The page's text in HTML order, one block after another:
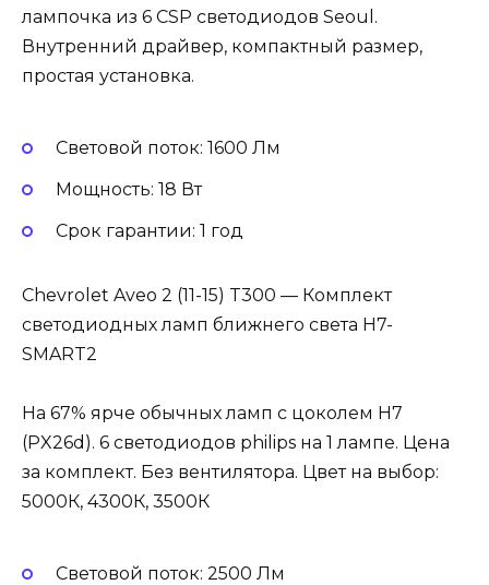
лампочка из 6 CSP светодиодов Seoul.
Внутренний драйвер, компактный размер,
простая установка.
Световой поток: 1600 Лм
Мощность: 18 Вт
Cрок гарантии: 1 год
Chevrolet Aveo 2 (11-15) T300 — Комплект
светодиодных ламп ближнего света H7-
SMART2
На 67% ярче обычных ламп с цоколем H7
(PX26d). 6 светодиодов philips на 1 лампе. Цена
за комплект. Без вентилятора. Цвет на выбор:
5000К, 4300К, 3500К
Световой поток: 2500 Лм